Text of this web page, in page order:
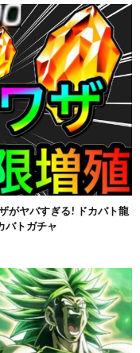
がヤバすぎる! ドカバト龍
バトガチャ